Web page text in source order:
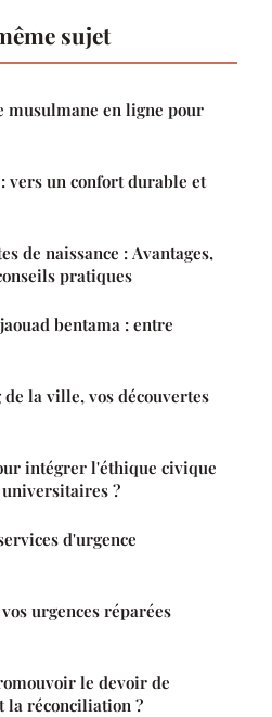
sujet
musulmane en ligne pour
vers un confort durable et
de naissance : Avantages,
pratiques
bentama : entre
la ville, vos découvertes
intégrer l'éthique civique
?
d'urgence
urgences réparées
le devoir de
la réconciliation ?